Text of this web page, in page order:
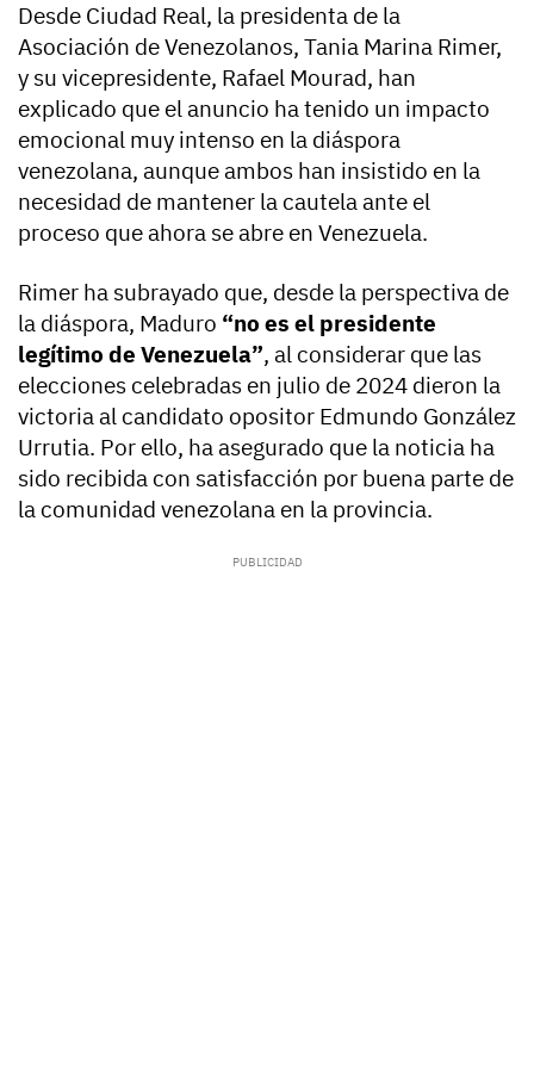
Desde Ciudad Real, la presidenta de la
Asociación de Venezolanos, Tania Marina Rimer,
y su vicepresidente, Rafael Mourad, han
explicado que el anuncio ha tenido un impacto
emocional muy intenso en la diáspora
venezolana, aunque ambos han insistido en la
necesidad de mantener la cautela ante el
proceso que ahora se abre en Venezuela.
Rimer ha subrayado que, desde la perspectiva de
la diáspora, Maduro “no es el presidente
legítimo de Venezuela”, al considerar que las
elecciones celebradas en julio de 2024 dieron la
victoria al candidato opositor Edmundo González
Urrutia. Por ello, ha asegurado que la noticia ha
sido recibida con satisfacción por buena parte de
la comunidad venezolana en la provincia.